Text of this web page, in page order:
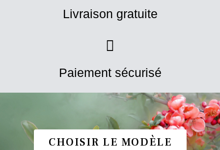
Livraison gratuite
Paiement sécurisé
CHOISIR LE MODÈLE